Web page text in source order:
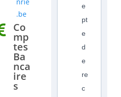
nrie
.be
Co
mp
tes
Ba
nca
ire
s
e
pt
e
d
e
re
c